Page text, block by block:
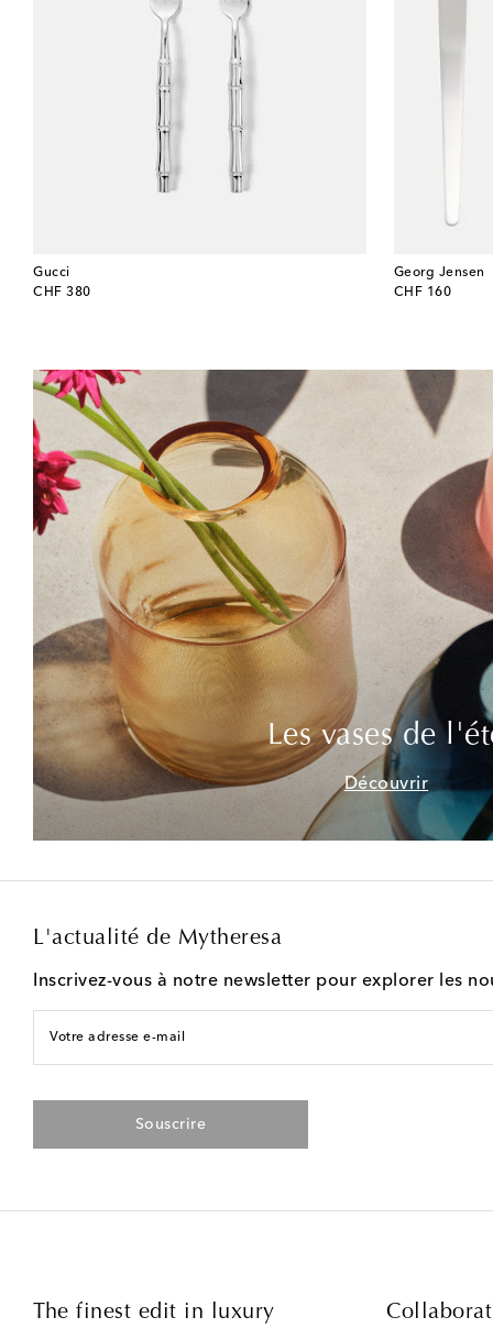
Gucci
CHF 380
original price
Georg Jensen
CHF 160
original price
Les vases de
Découvrir
L'actualité de Mytheresa
Inscrivez-vous à notre newsletter pour explorer les
Votre adresse e-mail
Souscrire
The finest edit in luxury